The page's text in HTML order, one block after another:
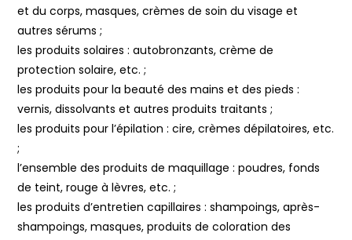
et du corps, masques, crèmes de soin du visage et
autres sérums ;
les produits solaires : autobronzants, crème de
protection solaire, etc. ;
les produits pour la beauté des mains et des pieds :
vernis, dissolvants et autres produits traitants ;
les produits pour l’épilation : cire, crèmes dépilatoires, etc.
;
l’ensemble des produits de maquillage : poudres, fonds
de teint, rouge à lèvres, etc. ;
les produits d’entretien capillaires : shampoings, après-
shampoings, masques, produits de coloration des